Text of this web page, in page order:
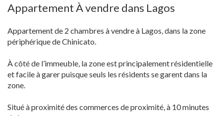
Appartement À vendre dans Lagos
Appartement de 2 chambres à vendre à Lagos, dans la zone
périphérique de Chinicato.
À côté de l’immeuble, la zone est principalement résidentielle
et facile à garer puisque seuls les résidents se garent dans la
zone.
Situé à proximité des commerces de proximité, à 10 minutes